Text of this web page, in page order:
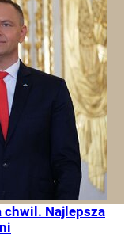
chwil. Najlepsza